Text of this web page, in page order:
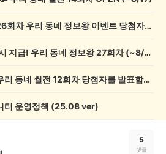
💰[당첨자 발표] 26회차 우리 동네 정보왕 이벤트 당첨자를 발표합니다!
💸 전원 2,000캐시 지급! 우리 동네 정보왕 27회차 (~8/10)
💰[당첨자 발표] 우리 동네 썰전 12회차 당첨자를 발표합니다!
티 운영정책 (25.08 ver)
5
댓글